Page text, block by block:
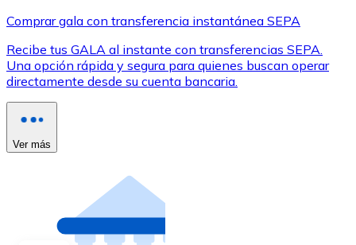
Comprar gala con transferencia instantánea SEPA
Recibe tus GALA al instante con transferencias SEPA.
Una opción rápida y segura para quienes buscan operar
directamente desde su cuenta bancaria.
Ver más